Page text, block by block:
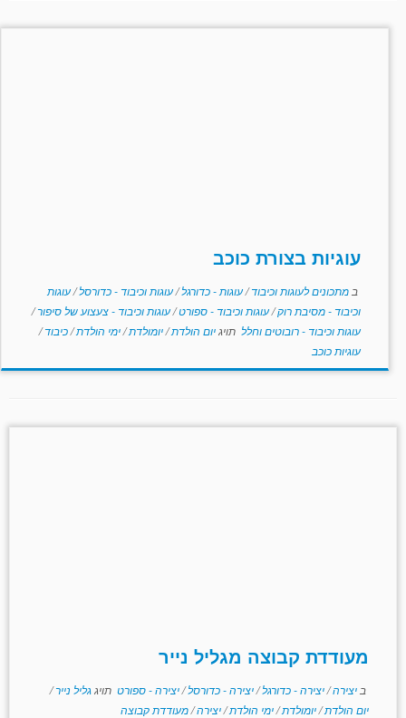
עוגיות בצורת כוכב
ב מתכונים לעוגות וכיבוד/עוגות - כדורגל/עוגות וכיבוד - כדורסל/עוגות
וכיבוד - מסיבת רוק/עוגות וכיבוד - ספורט/עוגות וכיבוד - צעצוע של סיפור/
עוגות וכיבוד - רובוטים וחלל תויגיום הולדת/יומולדת/ימי הולדת/כיבוד/
עוגיות כוכב
מעודדת קבוצה מגליל נייר
ב יצירה/יצירה - כדורגל/יצירה - כדורסל/יצירה - ספורט תויגגליל נייר/
יום הולדת/יומולדת/ימי הולדת/יצירה/מעודדת קבוצה